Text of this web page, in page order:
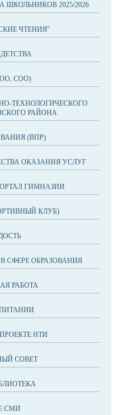
2025/2026
ЧТЕНИЯ"
СОО)
ТЕХНОЛОГИЧЕСКОГО
РАЙОНА
(ВПР)
ОКАЗАНИЯ УСЛУГ
ГИМНАЗИИ
КЛУБ)
ОБРАЗОВАНИЯ
РАБОТА
НТИ
СОВЕТ
СМИ